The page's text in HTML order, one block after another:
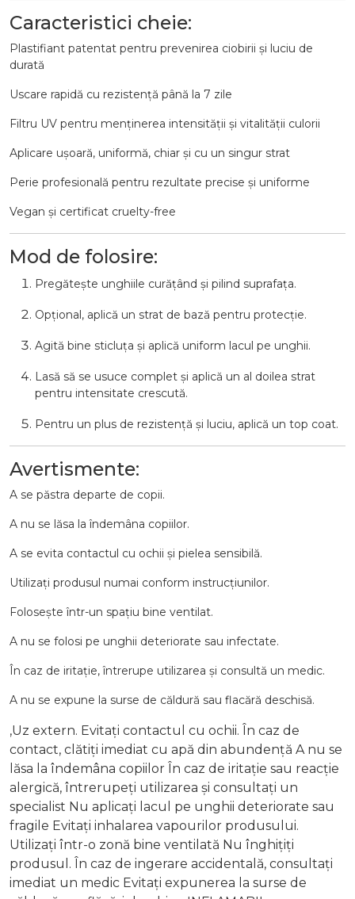
Caracteristici cheie:
Plastifiant patentat pentru prevenirea ciobirii și luciu de
durată
Uscare rapidă cu rezistență până la 7 zile
Filtru UV pentru menținerea intensității și vitalității culorii
Aplicare ușoară, uniformă, chiar și cu un singur strat
Perie profesională pentru rezultate precise și uniforme
Vegan și certificat cruelty-free
Mod de folosire:
Pregătește unghiile curățând și pilind suprafața.
Opțional, aplică un strat de bază pentru protecție.
Agită bine sticluța și aplică uniform lacul pe unghii.
Lasă să se usuce complet și aplică un al doilea strat
pentru intensitate crescută.
Pentru un plus de rezistență și luciu, aplică un top coat.
Avertismente:
A se păstra departe de copii.
A nu se lăsa laîndemâna copiilor.
A se evita contactul cu ochii și pielea sensibilă.
Utilizați produsul numai conform instrucțiunilor.
Foloseșteîntr-un spațiu bine ventilat.
A nu se folosi pe unghii deteriorate sau infectate.
În caz de iritație,întrerupe utilizarea și consultă un medic.
A nu se expune la surse de căldură sau flacără deschisă.
,Uz extern. Evitați contactul cu ochii. În caz de
contact, clătiți imediat cu apă din abundență A nu se
lăsa la îndemâna copiilor În caz de iritație sau reacție
alergică, întrerupeți utilizarea și consultați un
specialist Nu aplicați lacul pe unghii deteriorate sau
fragile Evitați inhalarea vapourilor produsului.
Utilizați într-o zonă bine ventilată Nu înghițiți
produsul. În caz de ingerare accidentală, consultați
imediat un medic Evitați expunerea la surse de